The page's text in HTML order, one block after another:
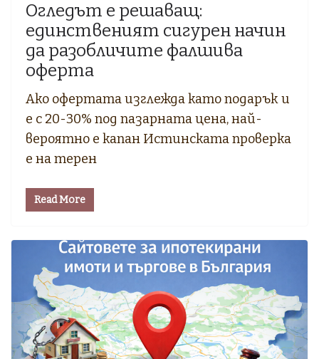
Огледът е решаващ:
единственият сигурен начин
да разобличите фалшива
оферта
Ако офертата изглежда като подарък и
е с 20-30% под пазарната цена, най-
вероятно е капан Истинската проверка
е на терен
Read More